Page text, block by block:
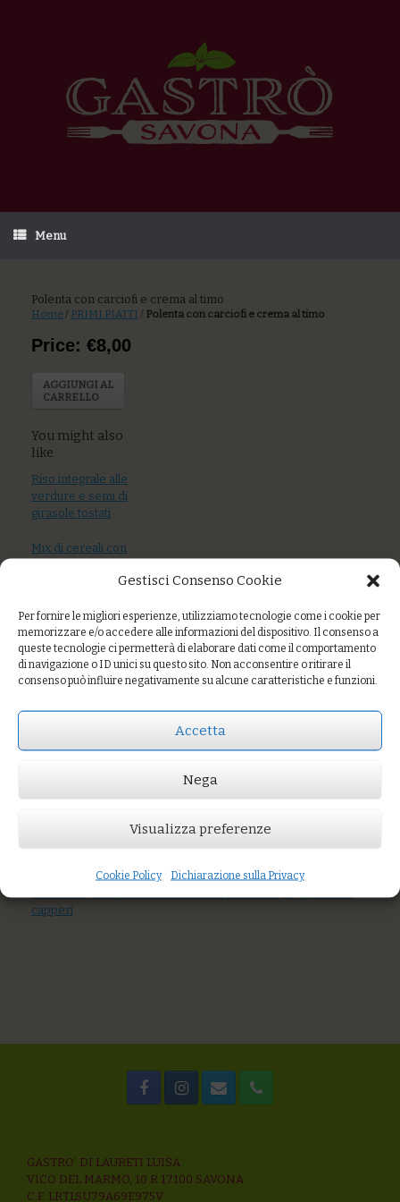
Gestisci Consenso Cookie
Per fornire le migliori esperienze, utilizziamo tecnologie come i cookie per
memorizzare e/o accedere alle informazioni del dispositivo. Il consenso a
queste tecnologie ci permetterà di elaborare dati come il comportamento
di navigazione o ID unici su questo sito. Non acconsentire o ritirare il
consenso può influire negativamente su alcune caratteristiche e funzioni.
Accetta
Nega
Visualizza preferenze
Cookie Policy Dichiarazione sulla Privacy
Menu
Polenta con carciofi e crema al timo
Home / PRIMI PIATTI / Polenta con carciofi e crema al timo
AGGIUNGI AL CARRELLO
Gnocchi di patate con burrata, acciughe salate, limone
capperi
Price: €8,00
AGGIUNGI AL
CARRELLO
You might also
like
Riso integrale alle
verdure e semi di
girasole tostati
Mix di cereali con
olive taggiasche,
pomodoro
Tagliatelle di grani
antichi al sugo di
pesce azzurro e
GASTRO’ DI LAURETI LUISA
VICO DEL MARMO, 10 R 17100 SAVONA
C.F. LRTLSU79A69E975V